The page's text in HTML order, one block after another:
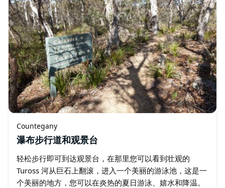
Countegany
瀑布步行道和观景台
轻松步行即可到达观景台，在那里您可以看到壮观的
Tuross 河从巨石上翻滚，进入一个美丽的游泳池，这是一
个美丽的地方，您可以在炎热的夏日游泳、嬉水和降温。